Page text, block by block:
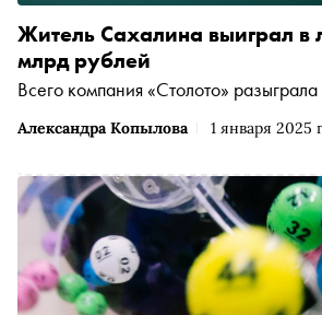
Александра Копылова 1 января 2025
Житель Сахалина выиграл в
млрд рублей
Всего компания «Столото»